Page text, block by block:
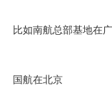
比如南航总部基地在
国航在北京